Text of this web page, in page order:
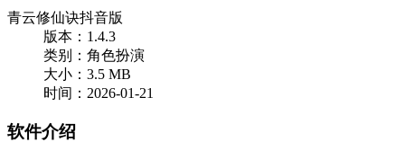
青云修仙诀抖音版
版本：1.4.3
类别：角色扮演
大小：3.5 MB
时间：2026-01-21
软件介绍